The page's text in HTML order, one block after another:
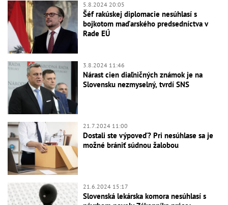
5.8.2024 20:05
Šéf rakúskej diplomacie nesúhlasí s
bojkotom maďarského predsedníctva v
Rade EÚ
3.8.2024 11:46
Nárast cien diaľničných známok je na
Slovensku nezmyselný, tvrdí SNS
21.7.2024 11:00
Dostali ste výpoveď? Pri nesúhlase sa je
možné brániť súdnou žalobou
21.6.2024 15:17
Slovenská lekárska komora nesúhlasí s